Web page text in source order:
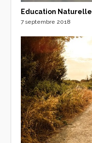
Education Naturelle
7 septembre 2018